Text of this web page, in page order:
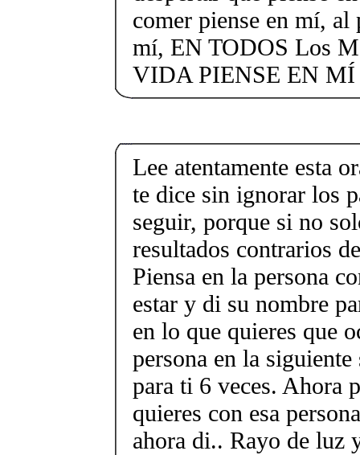
comer piense en mí, al
mí, EN TODOS Los
VIDA PIENSE EN MÍ
Lee atentamente esta
te dice sin ignorar los
seguir, porque si no
resultados contrarios
Piensa en la persona
estar y di su nombre
en lo que quieres que
persona en la
para ti 6 veces. Ahora
quieres con esa
ahora di.. Rayo de luz